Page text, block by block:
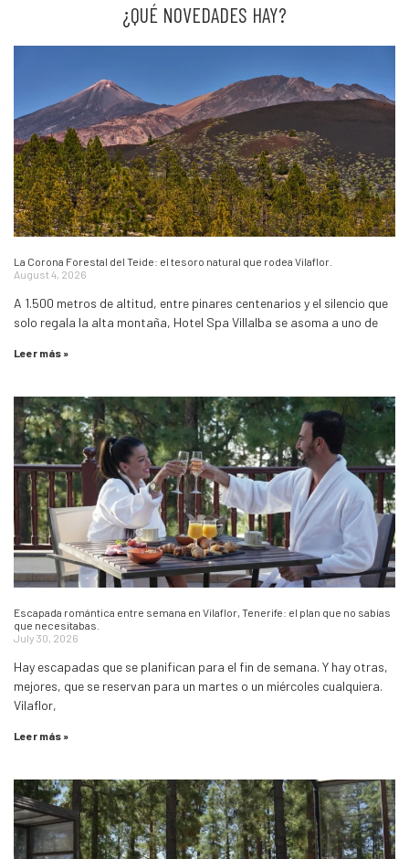
¿QUÉ NOVEDADES HAY?
La Corona Forestal del Teide: el tesoro natural que rodea Vilaflor.
August 4, 2026
A 1.500 metros de altitud, entre pinares centenarios y el silencio que
solo regala la alta montaña, Hotel Spa Villalba se asoma a uno de
Leer más »
Escapada romántica entre semana en Vilaflor, Tenerife: el plan que no sabías
que necesitabas.
July 30, 2026
Hay escapadas que se planifican para el fin de semana. Y hay otras,
mejores, que se reservan para un martes o un miércoles cualquiera.
Vilaflor,
Leer más »